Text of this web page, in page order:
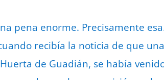
pena enorme. Precisamente
recibía la noticia de que
de Guadián, se había